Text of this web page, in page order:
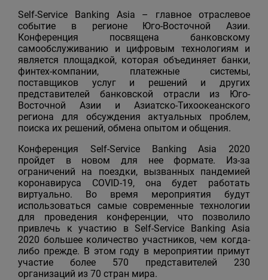
Self-Service Banking Asia – главное отраслевое
событие в регионе Юго-Восточной Азии.
Конференция посвящена банковскому
самообслуживанию и цифровым технологиям и
является площадкой, которая объединяет банки,
финтех-компании, платежные системы,
поставщиков услуг и решений и других
представителей банковской отрасли из Юго-
Восточной Азии и Азиатско-Тихоокеанского
региона для обсуждения актуальных проблем,
поиска их решений, обмена опытом и общения.
Конференция Self-Service Banking Asia 2020
пройдет в новом для нее формате. Из-за
ограничений на поездки, вызванных пандемией
коронавируса COVID-19, она будет работать
виртуально. Во время мероприятия будут
использоваться самые современные технологии
для проведения конференции, что позволило
привлечь к участию в Self-Service Banking Asia
2020 большее количество участников, чем когда-
либо прежде. В этом году в мероприятии примут
участие более 570 представителей 230
организаций из 70 стран мира.